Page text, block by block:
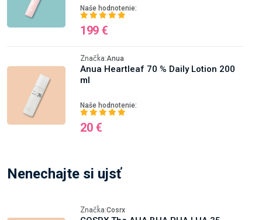
Naše hodnotenie:
199 €
Značka:Anua
Anua Heartleaf 70 % Daily Lotion 200
ml
Naše hodnotenie:
20 €
Nenechajte si ujsť
Značka:Cosrx